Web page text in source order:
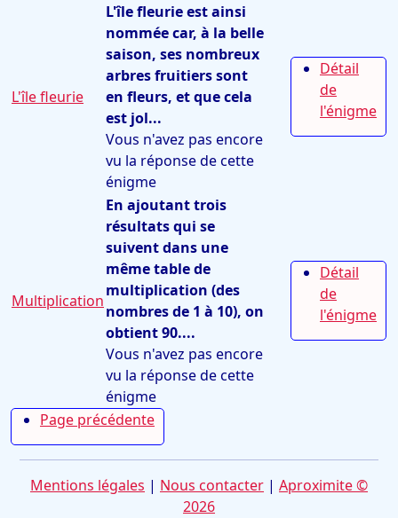
L'île fleurie
L'île fleurie est ainsi
nommée car, à la belle
saison, ses nombreux
arbres fruitiers sont
en fleurs, et que cela
est jol...
Vous n'avez pas encore
vu la réponse de cette
énigme
Détail
de
l'énigme
Multiplication
En ajoutant trois
résultats qui se
suivent dans une
même table de
multiplication (des
nombres de 1 à 10), on
obtient 90....
Vous n'avez pas encore
vu la réponse de cette
énigme
Détail
de
l'énigme
Page précédente
Mentions légales | Nous contacter | Aproximite ©
2026